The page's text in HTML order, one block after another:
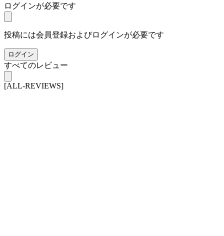
ログインが必要です
投稿には会員登録およびログインが必要です
ログイン
すべてのレビュー
[ALL-REVIEWS]